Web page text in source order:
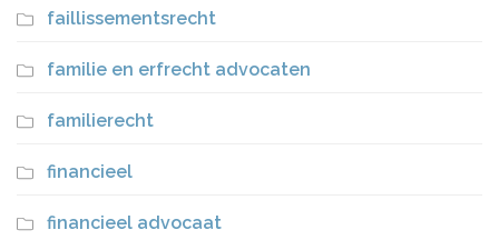
faillissementsrecht
familie en erfrecht advocaten
familierecht
financieel
financieel advocaat